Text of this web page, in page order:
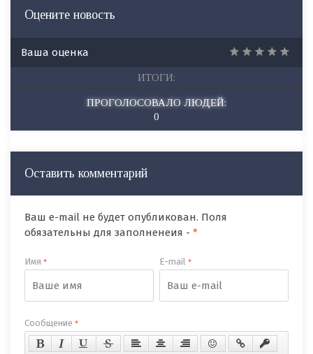
Оцените новость
Ваша оценка
ИТОГИ:
ПРОГОЛОСОВАЛО ЛЮДЕЙ:
0
Оставить комментарий
Ваш e-mail не будет опубликован. Поля
обязательны для заполненеия - *
Имя * E-mail*
Сообщение *